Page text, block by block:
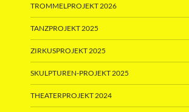
TROMMELPROJEKT 2026
TANZPROJEKT 2025
ZIRKUSPROJEKT 2025
SKULPTUREN-PROJEKT 2025
THEATERPROJEKT 2024